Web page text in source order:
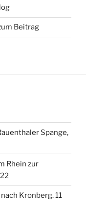
Beitrag
Spange,
Rhein zur
Kronberg. 11